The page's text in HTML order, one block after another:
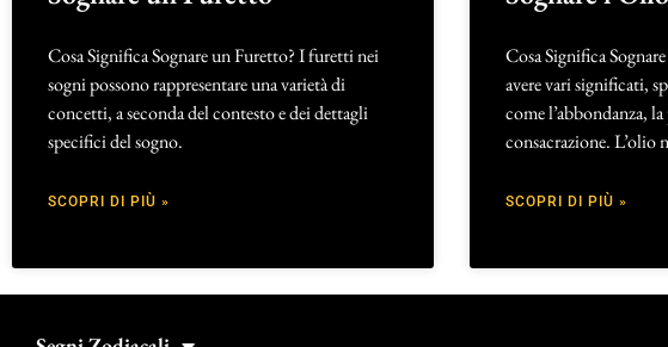
Cosa Significa Sognare un Furetto? I furetti nei
sogni possono rappresentare una varietà di
concetti, a seconda del contesto e dei dettagli
specifici del sogno.
SCOPRI DI PIÙ »
Cosa Significa
avere vari significati,
come l’abbondanza,
consacrazione. L’olio
SCOPRI DI PIÙ »